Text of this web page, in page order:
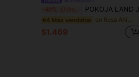
-41% ¡Últimos 2 días POKOJA LAND Juguete de peluche kawaii de gatito dormido mini, de felpa suave y relleno, decoración para dormitorio, escritorio, salpicadero de auto, para alivio del estrés, gato coleccionable, regalo lindo para mujeres, adultos amantes de los gatos, regalo del Día de San Valentín
#4 Más vendidos en Rosa Animales de peluche para niños
$1.469